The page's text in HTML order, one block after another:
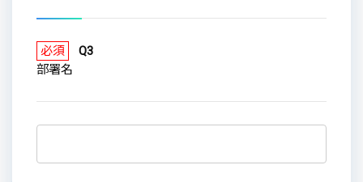
必須
Q3
部署名